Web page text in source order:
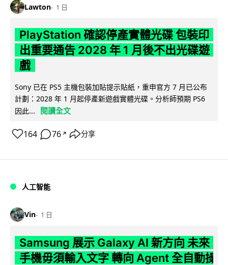
Lawton 1 日
PlayStation 確認停產實體光碟 包裝印
出重要通告 2028 年 1 月後不出光碟遊
戲
Sony 已在 PS5 主機包裝加貼提示貼紙，重申官方 7 月已公布
計劃：2028 年 1 月起停產新遊戲實體光碟。分析師預期 PS6
因此...
閱讀全文
164 76 ↗ 分享
人工智能
Vin 1 日
Samsung 展示 Galaxy AI 新方向 未來
手機毋須輸入文字 轉向 Agent 全自動操